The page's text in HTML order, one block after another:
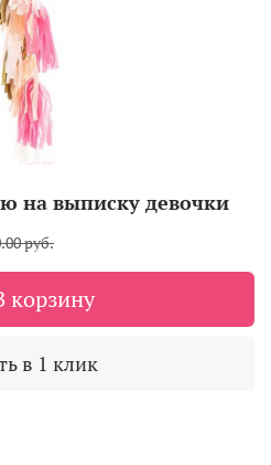
на выписку девочки
руб.
корзину
в 1 клик